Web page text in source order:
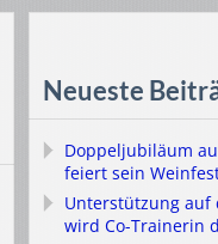
Neueste
Doppeljubiläum
feiert sein
Unterstützung auf
wird Co-Trainerin